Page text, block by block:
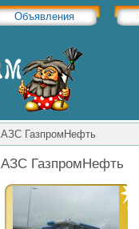
Объявления
АЗС ГазпромНефть
АЗС ГазпромНефть